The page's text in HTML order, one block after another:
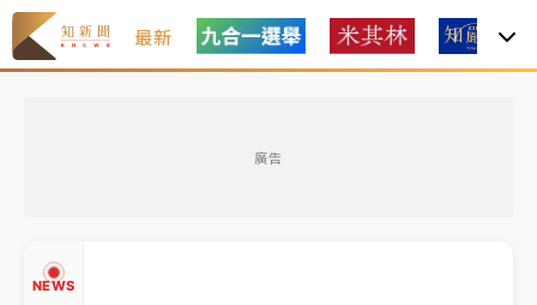
最新
廣告
NEWS
韓股最壞時期已過？大摩估去槓桿完成逾半 波動率降
至2個月低